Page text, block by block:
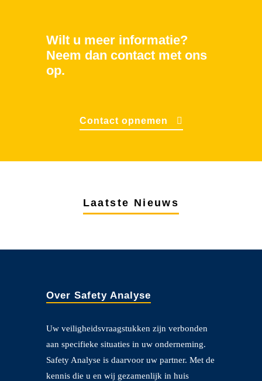
Wilt u meer informatie?
Neem dan contact met ons
op.
Contact opnemen
Laatste Nieuws
Over Safety Analyse
Uw veiligheidsvraagstukken zijn verbonden
aan specifieke situaties in uw onderneming.
Safety Analyse is daarvoor uw partner. Met de
kennis die u en wij gezamenlijk in huis